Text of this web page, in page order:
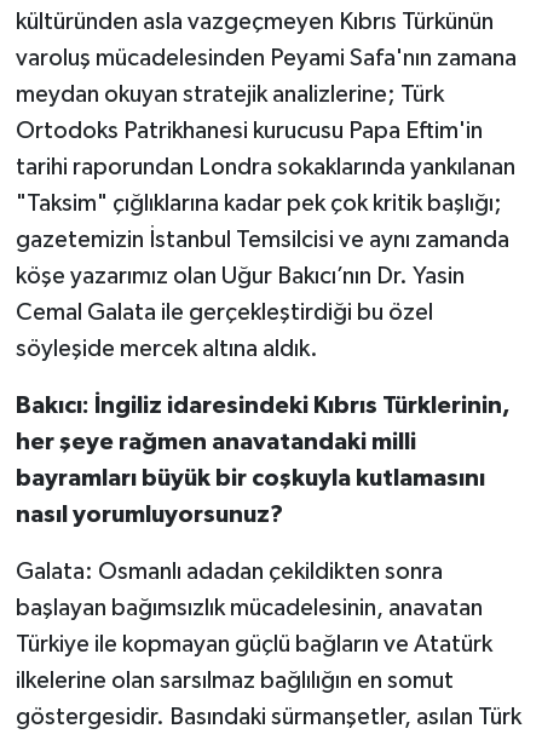
kültüründen asla vazgeçmeyen Kıbrıs Türkünün
varoluş mücadelesinden Peyami Safa'nın zamana
meydan okuyan stratejik analizlerine; Türk
Ortodoks Patrikhanesi kurucusu Papa Eftim'in
tarihi raporundan Londra sokaklarında yankılanan
"Taksim" çığlıklarına kadar pek çok kritik başlığı;
gazetemizin İstanbul Temsilcisi ve aynı zamanda
köşe yazarımız olan Uğur Bakıcı’nın Dr. Yasin
Cemal Galata ile gerçekleştirdiği bu özel
söyleşide mercek altına aldık.
Bakıcı: İngiliz idaresindeki Kıbrıs Türklerinin,
her şeye rağmen anavatandaki milli
bayramları büyük bir coşkuyla kutlamasını
nasıl yorumluyorsunuz?
Galata: Osmanlı adadan çekildikten sonra
başlayan bağımsızlık mücadelesinin, anavatan
Türkiye ile kopmayan güçlü bağların ve Atatürk
ilkelerine olan sarsılmaz bağlılığın en somut
göstergesidir. Basındaki sürmanşetler, asılan Türk